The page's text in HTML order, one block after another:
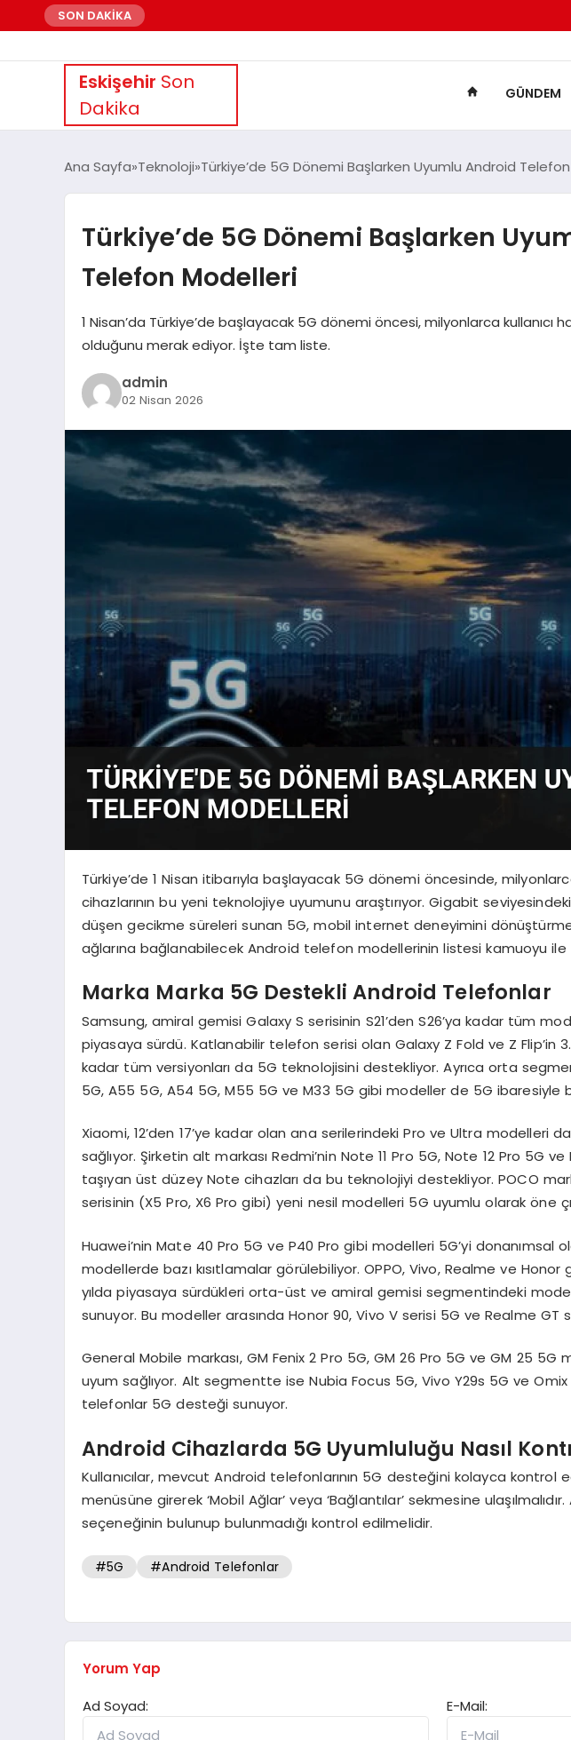
SON DAKİKA
Eskişehir Son
Dakika
GÜNDEM
Ana Sayfa Teknoloji Türkiye’de 5G Dönemi Başlarken Uyumlu Android
Türkiye’de 5G Dönemi Başlarken
Telefon Modelleri
1 Nisan’da Türkiye’de başlayacak 5G dönemi öncesi, milyonlarca kullanıcı
olduğunu merak ediyor. İşte tam liste.
admin
02 Nisan 2026
Türkiye’de 1 Nisan itibarıyla başlayacak 5G dönemi öncesinde, milyonlarca
cihazlarının bu yeni teknolojiye uyumunu araştırıyor. Gigabit
düşen gecikme süreleri sunan 5G, mobil internet deneyimini
ağlarına bağlanabilecek Android telefon modellerinin listesi kamuoyu ile
Marka Marka 5G Destekli Android Telefonlar
Samsung, amiral gemisi Galaxy S serisinin S21’den S26’ya kadar tüm
piyasaya sürdü. Katlanabilir telefon serisi olan Galaxy Z Fold ve Z Flip’in
kadar tüm versiyonları da 5G teknolojisini destekliyor. Ayrıca orta
5G, A55 5G, A54 5G, M55 5G ve M33 5G gibi modeller de 5G ibaresiyle
Xiaomi, 12’den 17’ye kadar olan ana serilerindeki Pro ve Ultra modelleri
sağlıyor. Şirketin alt markası Redmi’nin Note 11 Pro 5G, Note 12 Pro 5G
taşıyan üst düzey Note cihazları da bu teknolojiyi destekliyor. POCO
serisinin (X5 Pro, X6 Pro gibi) yeni nesil modelleri 5G uyumlu olarak öne
Huawei’nin Mate 40 Pro 5G ve P40 Pro gibi modelleri 5G’yi donanımsal
modellerde bazı kısıtlamalar görülebiliyor. OPPO, Vivo, Realme ve
yılda piyasaya sürdükleri orta-üst ve amiral gemisi segmentindeki
sunuyor. Bu modeller arasında Honor 90, Vivo V serisi 5G ve Realme GT
General Mobile markası, GM Fenix 2 Pro 5G, GM 26 Pro 5G ve GM 25
uyum sağlıyor. Alt segmentte ise Nubia Focus 5G, Vivo Y29s 5G ve
telefonlar 5G desteği sunuyor.
Android Cihazlarda 5G Uyumluluğu Nasıl
Kullanıcılar, mevcut Android telefonlarının 5G desteğini kolayca kontrol
menüsüne girerek ‘Mobil Ağlar’ veya ‘Bağlantılar’ sekmesine ulaşılmalıdır.
seçeneğinin bulunup bulunmadığı kontrol edilmelidir.
#5G #Android Telefonlar
Yorum Yap
Ad Soyad:
E-Mail: